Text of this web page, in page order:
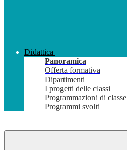
Didattica
Panoramica
Offerta formativa
Dipartimenti
I progetti delle classi
Programmazioni di classe
Programmi svolti